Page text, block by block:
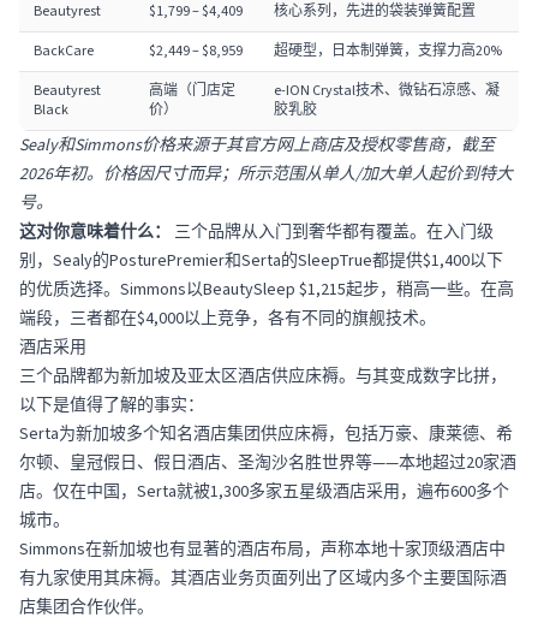
Beautyrest
$1,799 – $4,409
核心系列，先进的袋装弹簧配置
BackCare
$2,449 – $8,959
超硬型，日本制弹簧，支撑力高20%
Beautyrest
Black
高端（门店定
价）
e-ION Crystal技术、微钻石凉感、凝
胶乳胶
Sealy和Simmons价格来源于其官方网上商店及授权零售商，截至
2026年初。价格因尺寸而异；所示范围从单人/加大单人起价到特大
号。
这对你意味着什么：
三个品牌从入门到奢华都有覆盖。在入门级
别，Sealy的PosturePremier和Serta的SleepTrue都提供$1,400以下
的优质选择。Simmons以BeautySleep $1,215起步，稍高一些。在高
端段，三者都在$4,000以上竞争，各有不同的旗舰技术。
酒店采用
三个品牌都为新加坡及亚太区酒店供应床褥。与其变成数字比拼，
以下是值得了解的事实：
Serta为新加坡多个知名酒店集团供应床褥，包括万豪、康莱德、希
尔顿、皇冠假日、假日酒店、圣淘沙名胜世界等——本地超过20家酒
店。仅在中国，Serta就被1,300多家五星级酒店采用，遍布600多个
城市。
Simmons在新加坡也有显著的酒店布局，声称本地十家顶级酒店中
有九家使用其床褥。其酒店业务页面列出了区域内多个主要国际酒
店集团合作伙伴。